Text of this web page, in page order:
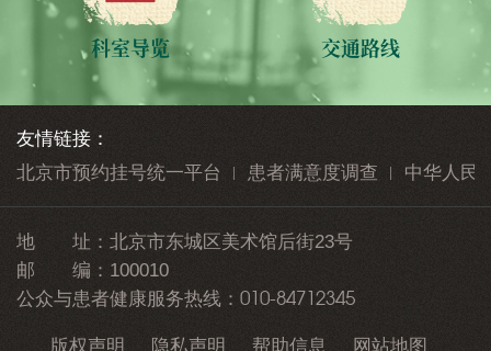
科室导览 交通路线
友情链接：
北京市预约挂号统一平台
患者满意度调查 中华人民
地 址： 北京市东城区美术馆后街23号
邮 编： 100010
公众与患者健康服务热线： 010-84712345
版权声明 隐私声明 帮助信息 网站地图